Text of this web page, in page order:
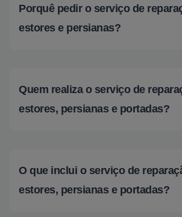
Porquê pedir o serviço de
estores e persianas?
Quem realiza o serviço de
estores, persianas e portadas?
O que inclui o serviço de
estores, persianas e portadas?